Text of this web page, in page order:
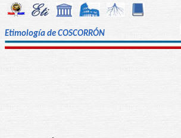
Etimología de COSCORRÓN